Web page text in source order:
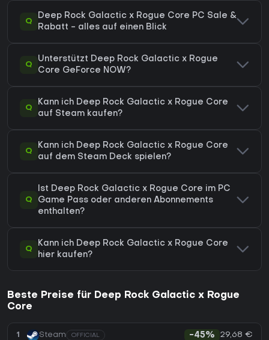
Q
Deep Rock Galactic x Rogue Core PC Sale &
Rabatt - alles auf einen Blick
Q
Unterstützt Deep Rock Galactic x Rogue
Core GeForce NOW?
Q
Kann ich Deep Rock Galactic x Rogue Core
auf Steam kaufen?
Q
Kann ich Deep Rock Galactic x Rogue Core
auf dem Steam Deck spielen?
Q
Ist Deep Rock Galactic x Rogue Core im PC
Game Pass oder anderen Abonnements
enthalten?
Q
Kann ich Deep Rock Galactic x Rogue Core
hier kaufen?
Beste Preise für Deep Rock Galactic x Rogue
Core
1 Steam OFFICIAL -45% 29,68 €